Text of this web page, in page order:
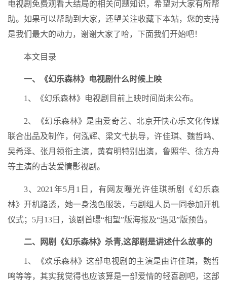
电视剧免费观看大结局的相关问题知识，希望对大家有所帮
助。如果可以帮助到大家，还望关注收藏下本站，您的支持
是我们最大的动力，谢谢大家了哈，下面我们开始吧！
本文目录
一、《幻乐森林》电视剧什么时候上映
1、《幻乐森林》电视剧目前上映时间尚未公布。
2、《幻乐森林》是由爱奇艺、北京开快心乐文化传媒
联合出品及制作，何泓辉、梁文弋执导，许佳琪、魏哲鸣、
吴希泽、张月领衔主演，黄宥明特别出演，鲁照华、徐方舟
等主演的古装爱情影视剧。
3、2021年5月1日，有网友曝光许佳琪新剧《幻乐森
林》开机路透，她一身浅色服装，与剧组人员一同参加开机
仪式；5月13日，该剧首曝“相望”版海报及“遇见”版预告。
二、网剧《幻乐森林》杀青,这部剧是讲述什么故事的
1、《欢乐森林》这部电视剧的主演是由许佳琪，魏哲
鸣等等，其实我觉得也应该算是一部爱情的轻喜剧吧，这部